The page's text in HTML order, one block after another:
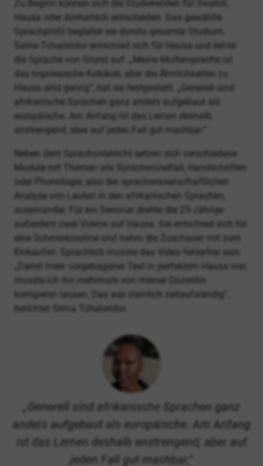
Zu Beginn können sich die Studierenden für Swahili,
Hausa oder Amharisch entscheiden. Das gewählte
Sprachprofil begleitet sie durchs gesamte Studium.
Sirina Tchalombo entschied sich für Hausa und lernte
die Sprache von Grund auf. „Meine Muttersprache ist
das togolesische Kotokoli, aber die Ähnlichkeiten zu
Hausa sind gering“, hat sie festgestellt. „Generell sind
afrikanische Sprachen ganz anders aufgebaut als
europäische. Am Anfang ist das Lernen deshalb
anstrengend, aber auf jeden Fall gut machbar.“
Neben dem Sprachunterricht setzen sich verschiedene
Module mit Themen wie Sprachenvielfalt, Handschriften
oder Phonologie, also der sprachwissenschaftlichen
Analyse von Lauten in den afrikanischen Sprachen,
auseinander. Für ein Seminar drehte die 25-Jährige
außerdem zwei Videos auf Hausa. Sie entschied sich für
eine Schminkroutine und nahm die Zuschauer mit zum
Einkaufen. Sprachlich musste das Video fehlerfrei sein:
„Damit mein vorgetragener Text in perfektem Hausa war,
musste ich ihn mehrmals von meiner Dozentin
korrigieren lassen. Das war ziemlich zeitaufwändig“,
berichtet Sirina Tchalombo.
Generell sind afrikanische Sprachen ganz
anders aufgebaut als europäische. Am Anfang
ist das Lernen deshalb anstrengend, aber auf
jeden Fall gut machbar,